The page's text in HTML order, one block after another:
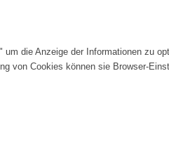
um die Anzeige der Informationen zu
von Cookies können sie Browser-